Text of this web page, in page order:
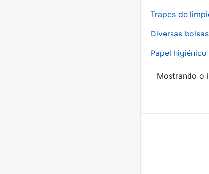
Trapos de
Diversas
Papel
Mostrando o